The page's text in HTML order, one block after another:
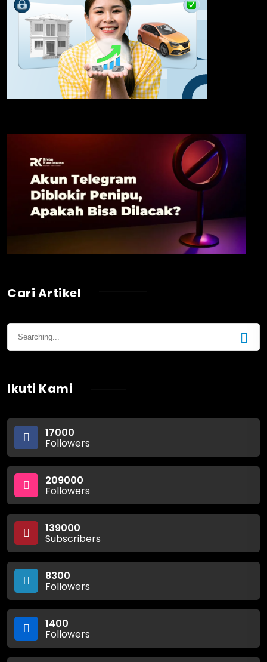
Cari Artikel
Ikuti Kami
17000
Followers
209000
Followers
139000
Subscribers
8300
Followers
1400
Followers